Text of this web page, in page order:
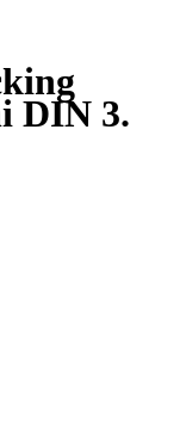
DIN 3.